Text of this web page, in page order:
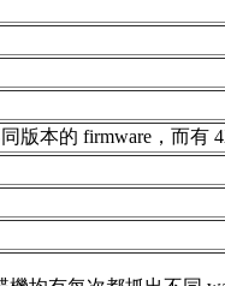
版本的 firmware，而有